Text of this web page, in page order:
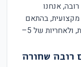
אנחנו
מקצועית, בהתאם
לנכס שלך. אנחנו מתחייבים לזמן, לאיכות, ולאחריות של 5–
רובה שחורה